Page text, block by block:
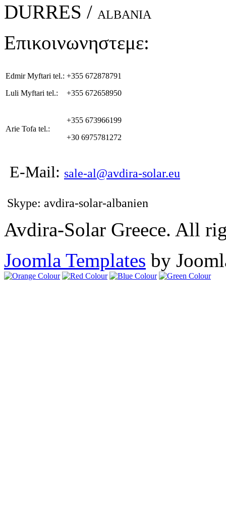
DURRES / ALBANIA
Επικοινωνηστεμε:
Edmir Myftari tel.:
Luli Myftari tel.:
+355 672878791
+355 672658950
Arie Tofa tel.:
+355 673966199
+30 6975781272
E-Mail: sale-al@avdira-solar.eu
Skype: avdira-solar-albanien
Avdira-Solar Greece. All
Joomla Templates by